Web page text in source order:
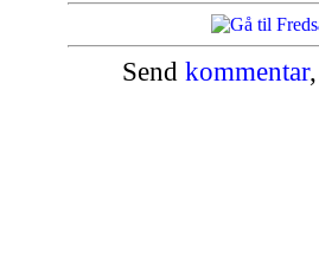
Send kommentar,